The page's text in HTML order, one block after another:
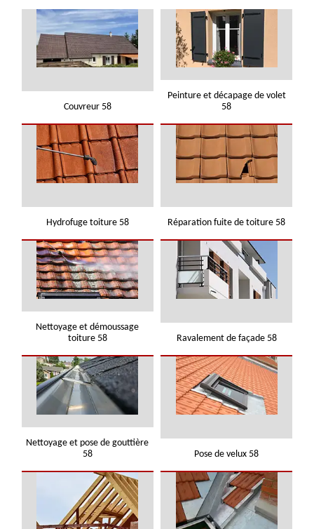
Couvreur 58
Peinture et décapage de volet
58
Hydrofuge toiture 58 Réparation fuite de toiture 58
Nettoyage et démoussage
toiture 58
Ravalement de façade 58
Nettoyage et pose de gouttière
58
Pose de velux 58